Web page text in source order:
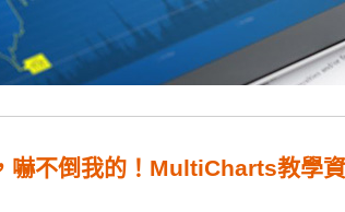
嚇不倒我的！MultiCharts教學